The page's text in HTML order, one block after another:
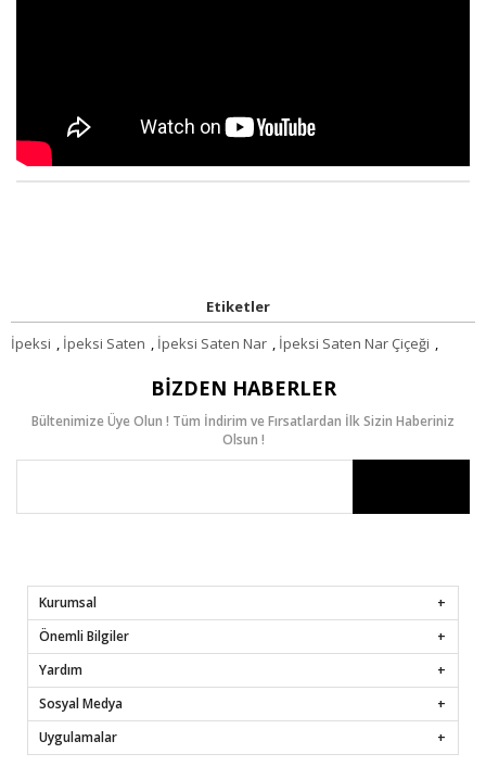
Etiketler
İpeksi , İpeksi Saten , İpeksi Saten Nar , İpeksi Saten Nar Çiçeği ,
BIZDEN HABERLER
Bültenimize Üye Olun ! Tüm İndirim ve Fırsatlardan İlk Sizin Haberiniz
Olsun !
Kurumsal
Önemli Bilgiler
Yardım
Sosyal Medya
Uygulamalar